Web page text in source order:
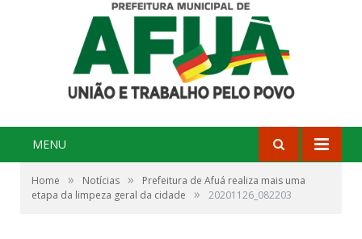
MENU
Home » Notícias »
Prefeitura de Afuá realiza mais uma
etapa da limpeza geral da cidade
» 20201126_082203